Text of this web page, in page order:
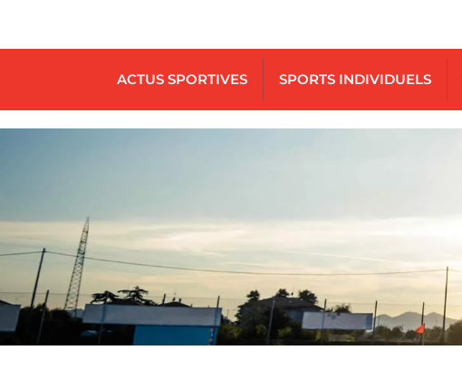
ACTUS SPORTIVES SPORTS INDIVIDUELS